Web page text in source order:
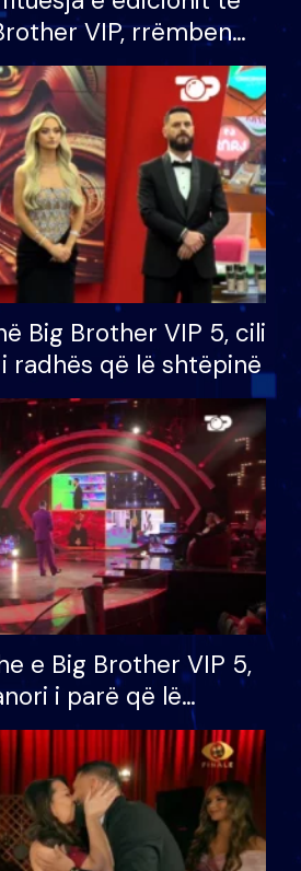
VIP, rrëmben
prej 100 mijë eurosh
Big Brother VIP 5, cili
radhës që lë shtëpinë
e Big Brother VIP 5,
i parë që lë
mundësinë për
e madh